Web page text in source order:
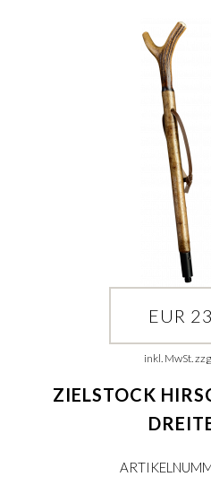
EUR
inkl. MwSt.
ZIELSTOCK